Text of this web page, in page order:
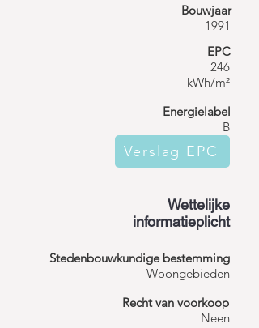
Bouwjaar
1991
EPC
246
kWh/m²
Energielabel
B
Verslag EPC
Wettelijke
informatieplicht
Stedenbouwkundige bestemming
Woongebieden
Recht van voorkoop
Neen